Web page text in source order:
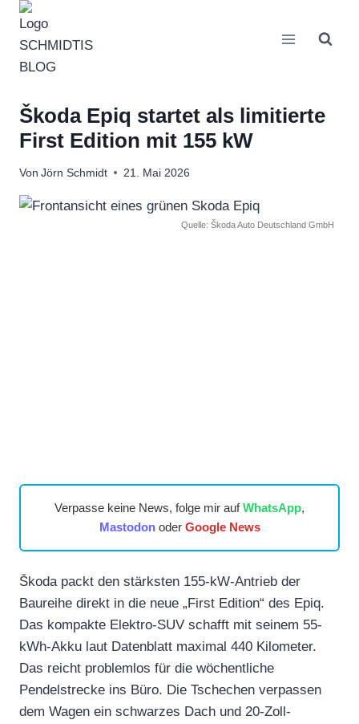
Zum
Inhalt
springen
Škoda Epiq startet als limitierte
First Edition mit 155 kW
Von Jörn Schmidt 21. Mai 2026
Quelle: Škoda Auto Deutschland GmbH
Verpasse keine News, folge mir aufWhatsApp,
Mastodonoder Google News
Škoda packt den stärksten 155-kW-Antrieb der
Baureihe direkt in die neue „First Edition“ des Epiq.
Das kompakte Elektro-SUV schafft mit seinem 55-
kWh-Akku laut Datenblatt maximal 440 Kilometer.
Das reicht problemlos für die wöchentliche
Pendelstrecke ins Büro. Die Tschechen verpassen
dem Wagen ein schwarzes Dach und 20-Zoll-